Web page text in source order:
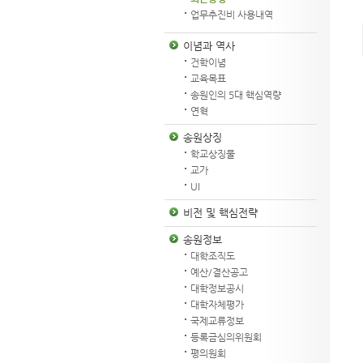
업무추진비 사용내역
이념과 역사
건학이념
교육목표
송원인의 5대 핵심역량
연혁
송원상징
학교상징물
교가
UI
비전 및 핵심전략
송원정보
대학조직도
예산/결산공고
대학정보공시
대학자체평가
국제교류정보
등록금심의위원회
평의원회